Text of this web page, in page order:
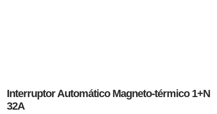
Interruptor Automático Magneto-térmico 1+N
32A